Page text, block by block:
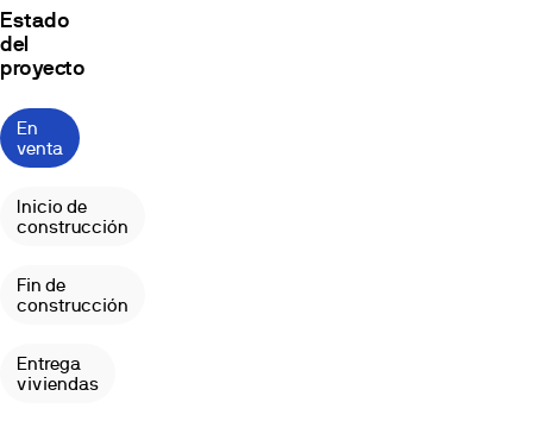
a
escasos
10
de
unas
de
las
mejores
de
Marbella,
supermercados,
Estado
del
proyecto
En
venta
Inicio de
construcción
Fin de
construcción
Entrega
viviendas